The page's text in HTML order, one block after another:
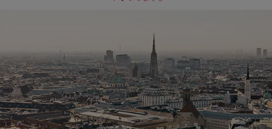
へ
ジ
の
ト
ッ
プ
へ
非
表
示